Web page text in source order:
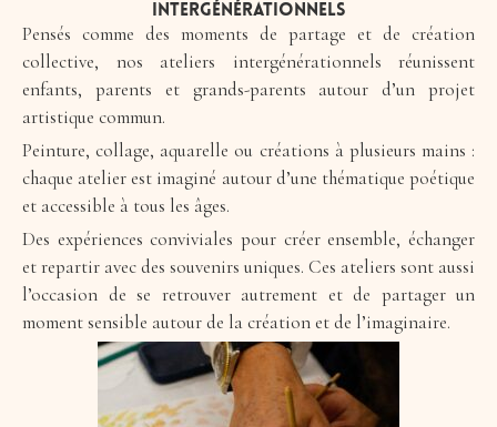
Intergénérationnels
Pensés comme des moments de partage et de création
collective, nos ateliers intergénérationnels réunissent
enfants, parents et grands-parents autour d’un projet
artistique commun.
Peinture, collage, aquarelle ou créations à plusieurs mains :
chaque atelier est imaginé autour d’une thématique poétique
et accessible à tous les âges.
Des expériences conviviales pour créer ensemble, échanger
et repartir avec des souvenirs uniques. Ces ateliers sont aussi
l’occasion de se retrouver autrement et de partager un
moment sensible autour de la création et de l’imaginaire.